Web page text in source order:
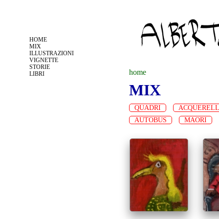
HOME
MIX
ILLUSTRAZIONI
VIGNETTE
STORIE
LIBRI
t
u
s
i
q
home
MIX
QUADRI
AUTOBUS
MAORI